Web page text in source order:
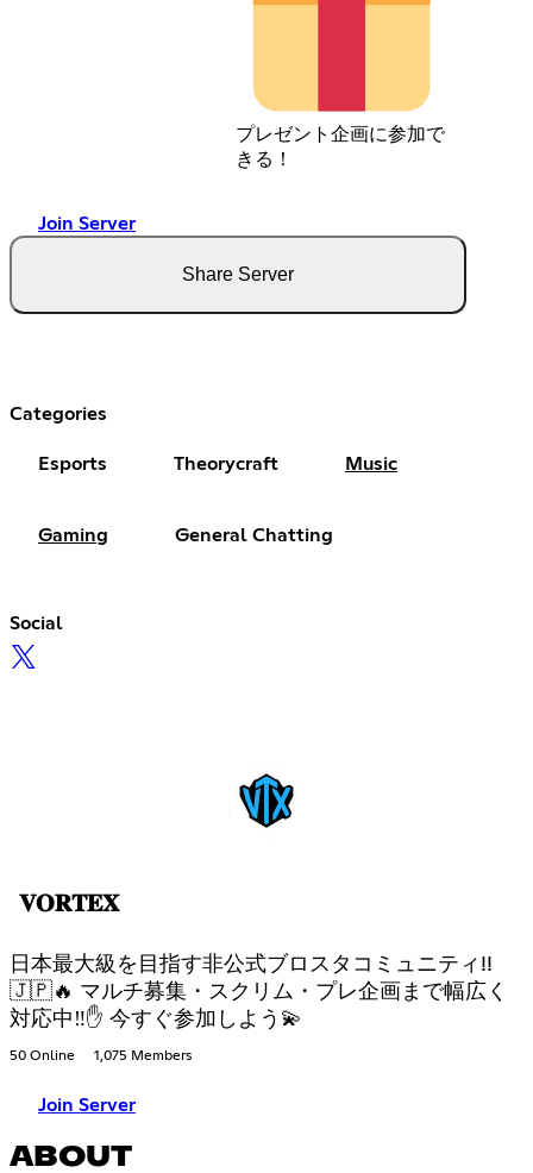
プレゼント企画に参加で
きる！
Join Server
Share Server
Categories
Esports Theorycraft Music
Gaming General Chatting
Social
𝐕𝐎𝐑𝐓𝐄𝐗
日本最大級を目指す非公式ブロスタコミュニティ!!
🇯🇵🔥 マルチ募集・スクリム・プレ企画まで幅広く
対応中‼✋ 今すぐ参加しよう💫
50 Online 1,075 Members
Join Server
ABOUT